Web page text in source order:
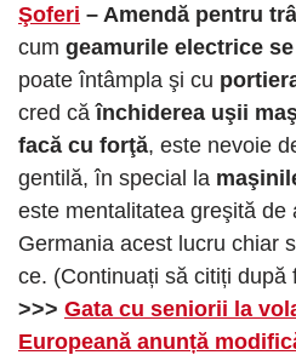
Şoferi – Amendă pentru
cum geamurile electrice
poate întâmpla şi cu
cred căînchiderea uşii
facă cu forţă, este nevoie
gentilă, în special la
este mentalitatea greşită de
Germania acest lucru chiar
ce. (Continuați să citiți după
>>> Gata cu seniorii la
Europeană anunță